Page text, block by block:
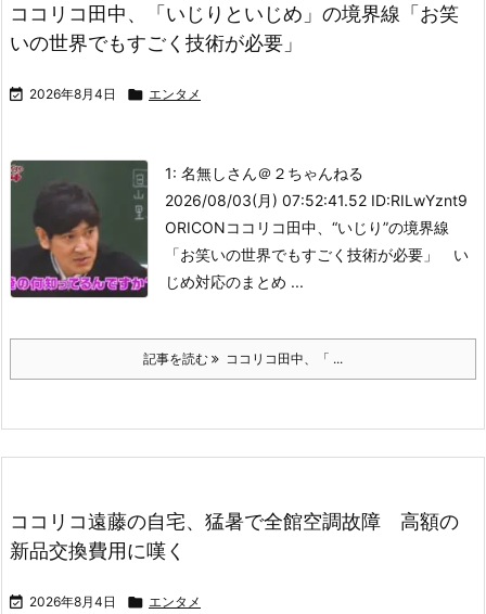
ココリコ田中、「いじりといじめ」の境界線「お笑
いの世界でもすごく技術が必要」
 2026年8月4日  エンタメ
1: 名無しさん＠２ちゃんねる
2026/08/03(月) 07:52:41.52 ID:RILwYznt9
ORICONココリコ田中、“いじり”の境界線
「お笑いの世界でもすごく技術が必要」 い
じめ対応のまとめ ...
記事を読む ココリコ田中、「 ...
ココリコ遠藤の自宅、猛暑で全館空調故障 高額の
新品交換費用に嘆く
 2026年8月4日  エンタメ